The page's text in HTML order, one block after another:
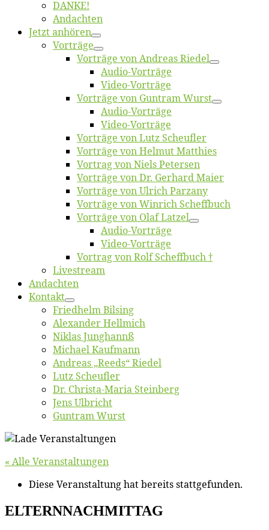
DANKE!
An­dach­ten
Jetzt an­hö­ren
Vor­trä­ge
Vor­trä­ge von An­dre­as Riedel
Au­dio-Vor­trä­ge
Vi­deo-Vor­trä­ge
Vor­trä­ge von Gun­tram Wurst
Au­dio-Vor­trä­ge
Vi­deo-Vor­trä­ge
Vor­trä­ge von Lutz Scheufler
Vor­trä­ge von Hel­mut Matthies
Vor­trag von Niels Petersen
Vor­trä­ge von Dr. Ger­hard Maier
Vor­trä­ge von Ul­rich Parzany
Vor­trä­ge von Win­rich Scheffbuch
Vor­trä­ge von Olaf Latzel
Au­dio-Vor­trä­ge
Vi­deo-Vor­trä­ge
Vor­trag von Rolf Scheffbuch †
Live­stream
An­dach­ten
Kon­takt
Fried­helm Bilsing
Alex­an­der Hellmich
Ni­klas Junghannß
Mi­cha­el Kaufmann
An­dre­as „Reeds“ Riedel
Lutz Scheuf­ler
Dr. Chris­­ta-Ma­ria Steinberg
Jens Ulb­richt
Gun­tram Wurst
« Alle Veranstaltungen
Diese Veranstaltung hat bereits stattgefunden.
ELTERNNACHMITTAG